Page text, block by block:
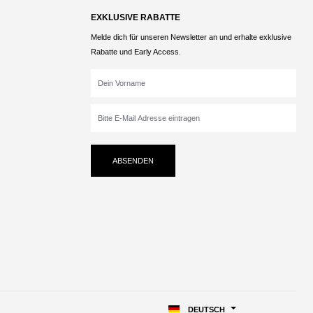
EXKLUSIVE RABATTE
Melde dich für unseren Newsletter an und erhalte exklusive
Rabatte und Early Access.
ABSENDEN
DEUTSCH